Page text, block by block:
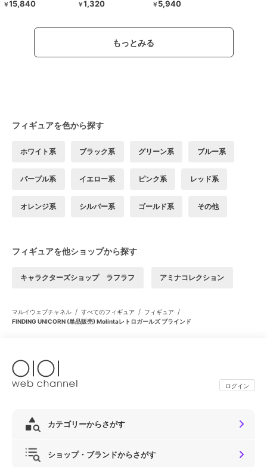
￥15,840 ￥1,320 ￥ 5,940
もっとみる
フィギュアを色から探す
ホワイト系 ブラック系 グリーン系 ブルー系
パープル系 イエロー系 ピンク系 レッド系
オレンジ系 シルバー系 ゴールド系 その他
フィギュアを他ショップから探す
キャラクターズショップ ラフラフ アミナコレクション
マルイウェブチャネル / すべてのフィギュア / フィギュア /
FINDING UNICORN (単品販売) Molintaレトロガールズ ブラインド
ログイン
カテゴリーからさがす
ショップ・ブランドからさがす